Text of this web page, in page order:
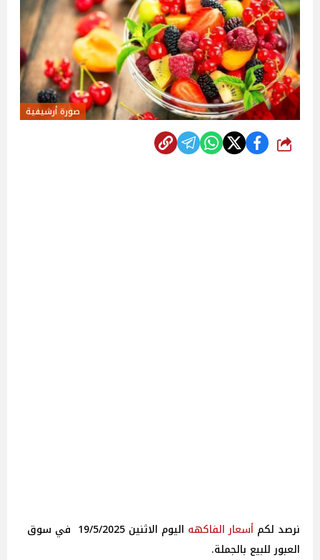
صورة أرشيفية
شارك
نرصد لكم أسعار الفاكهه
اليوم الاثنين 19/5/2025 في سوق
العبور للبيع بالجملة.